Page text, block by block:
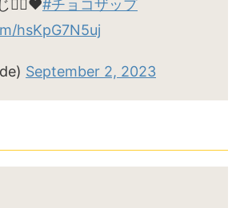
🙆‍♀️♥#チョコザップ
hsKpG7N5uj
September 2, 2023